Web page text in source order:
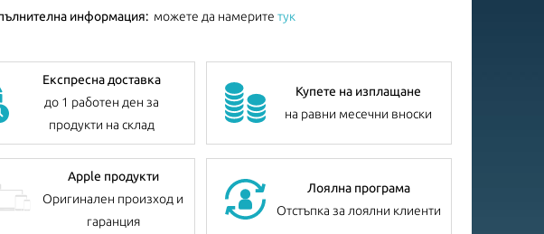
информация: можете да намерите тук
Експресна доставка
до 1 работен ден за
продукти на склад
Купете на изплащане
на равни месечни вноски
Apple продукти
Оригинален произход и
гаранция
Лоялна програма
Отстъпка за лоялни клиенти